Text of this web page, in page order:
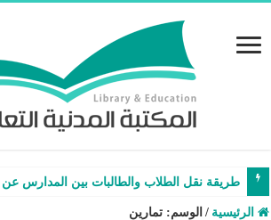
طريقة نقل الطلاب والطالبات بين المدارس
الرئيسية / الوسم:تمارين